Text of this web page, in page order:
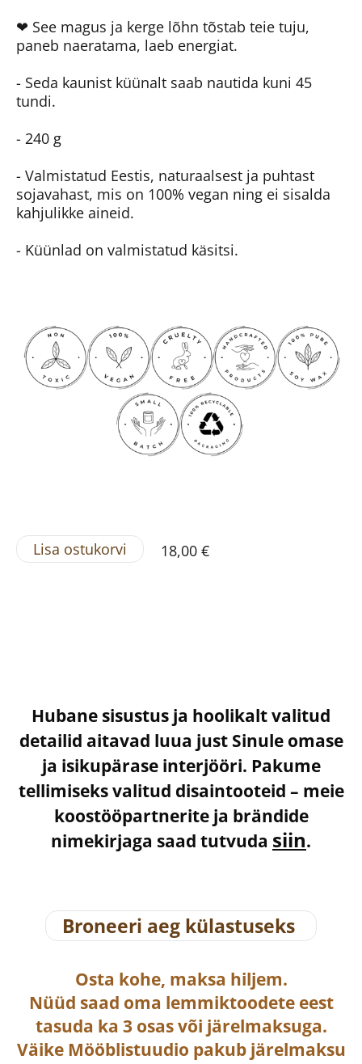
❤ See magus ja kerge lõhn tõstab teie tuju,
paneb naeratama, laeb energiat.
- Seda kaunist küünalt saab nautida kuni 45
tundi.
- 240 g
- Valmistatud Eestis, naturaalsest ja puhtast
sojavahast, mis on 100% vegan ning ei sisalda
kahjulikke aineid.
- Küünlad on valmistatud käsitsi.
Lisa ostukorvi 18,00 €
Hubane sisustus ja hoolikalt valitud
detailid aitavad luua just Sinule omase
ja isikupärase interjööri. Pakume
tellimiseks valitud disaintooteid – meie
koostööpartnerite ja brändide
nimekirjaga saad tutvuda siin.
Broneeri aeg külastuseks
Osta kohe, maksa hiljem.
Nüüd saad oma lemmiktoodete eest
tasuda ka 3 osas või järelmaksuga.
Väike Mööblistuudio pakub järelmaksu